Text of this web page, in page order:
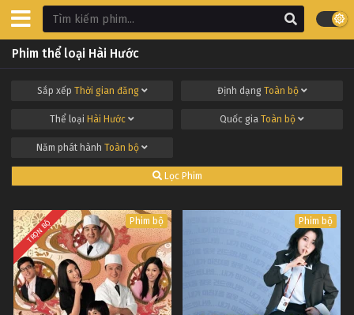
Phim thể loại Hài Hước
Sắp xếp Thời gian đăng Định dạng Toàn bộ
Thể loại Hài Hước Quốc gia Toàn bộ
Năm phát hành Toàn bộ
Lọc Phim
TRỌN BỘ Phim bộ Phim bộ